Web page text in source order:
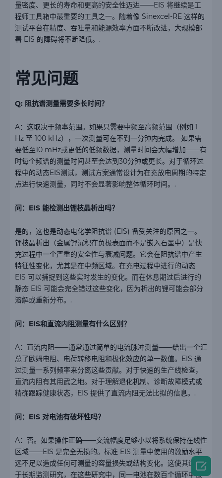
量密度、更长的寿命和更高的安全性迈进——EIS 将继续是工
程师工具箱中最重要的工具之一。随着像 Sinexcel-RE 这样的
测试平台在精度、吞吐量和能源效率方面不断改进，大规模部
署 EIS 的障碍将不断降低。.
常见问题
Q: 阻抗谱测量需要多长时间？
A：这取决于频率范围。如果只需要中频至高频范围（例如 1
Hz 至 100 kHz），一次测量可在不到一分钟内完成。 如果需
要低至10 mHz或更低的低频数据，测量时间会大幅增加——有
时每个频谱的测量时间甚至会达到30分钟或更长。对于循环过
程中的动态EIS测试，测试方案通常设计为在充放电周期的特定
点进行快速测量，同时不会显著影响整体循环时间。.
问：EIS 能检测出锂枝晶析出吗？
是的，这也是动态电化学阻抗谱 (EIS) 备受关注的原因之一。
锂枝晶析出（金属锂沉积在负极表面而不是嵌入石墨中）是快
充过程中一个严重的安全性与衰减问题。它会在阻抗谱中产生
特征性变化，尤其是在中频区域。在充电过程中进行的动态
EIS 可以捕捉到这些实时发生的变化。而在休息期过后进行的
静态 EIS 可能会完全错过这些变化，因为析出的锂可能会部分
溶解或重新分布。.
问：EIS和直流内阻测量有什么区别？
A：直流内阻——通常通过简单的电流脉冲测量——给出一个汇
总了欧姆电阻、电荷转移电阻和极化效应的单一数值。EIS 通
过测量一系列频率来分离这些贡献。对于快速的生产线检查，
直流内阻有其用武之地。对于理解退化机制、诊断故障模式或
精确跟踪健康状态，EIS 提供了直流内阻无法比拟的信息。.
问：EIS 对电池有破坏性吗？
A：否。如果操作正确——交流幅度足够小以将系统保持在线性
区域——EIS 是完全无损的。标准 EIS 测量中使用的激励水平
远不足以造成任何可测量的容量损失或结构变化。这使其适用
于长期监测研究，在这些研究中，同一电池在数百个循环中被
